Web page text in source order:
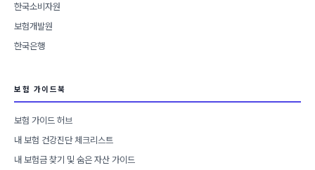
한국소비자원
보험개발원
한국은행
보험 가이드북
보험 가이드 허브
내 보험 건강진단 체크리스트
내 보험금 찾기 및 숨은 자산 가이드